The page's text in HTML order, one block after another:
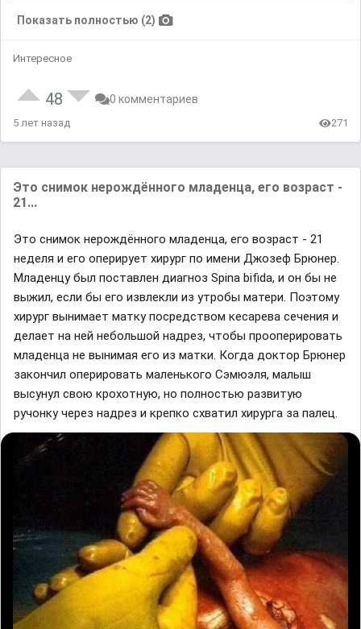
Показать полностью (2)
Интересное
48 0 комментариев
5 лет назад 271
Это снимок нерождённого младенца, его возраст -
21...
Это снимок нерождённого младенца, его возраст - 21
неделя и его оперирует хирург по имени Джозеф Брюнер.
Младенцу был поставлен диагноз Spina bifida, и он бы не
выжил, если бы его извлекли из утробы матери. Поэтому
хирург вынимает матку посредством кесарева сечения и
делает на ней небольшой надрез, чтобы прооперировать
младенца не вынимая его из матки. Когда доктор Брюнер
закончил оперировать маленького Сэмюэля, малыш
высунул свою крохотную, но полностью развитую
ручонку через надрез и крепко схватил хирурга за палец.